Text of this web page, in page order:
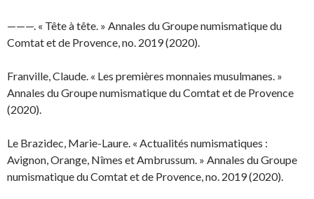
———. « Tête à tête. » Annales du Groupe numismatique du
Comtat et de Provence, no. 2019 (2020).
Franville, Claude. « Les premières monnaies musulmanes. »
Annales du Groupe numismatique du Comtat et de Provence
(2020).
Le Brazidec, Marie-Laure. « Actualités numismatiques :
Avignon, Orange, Nîmes et Ambrussum. » Annales du Groupe
numismatique du Comtat et de Provence, no. 2019 (2020).